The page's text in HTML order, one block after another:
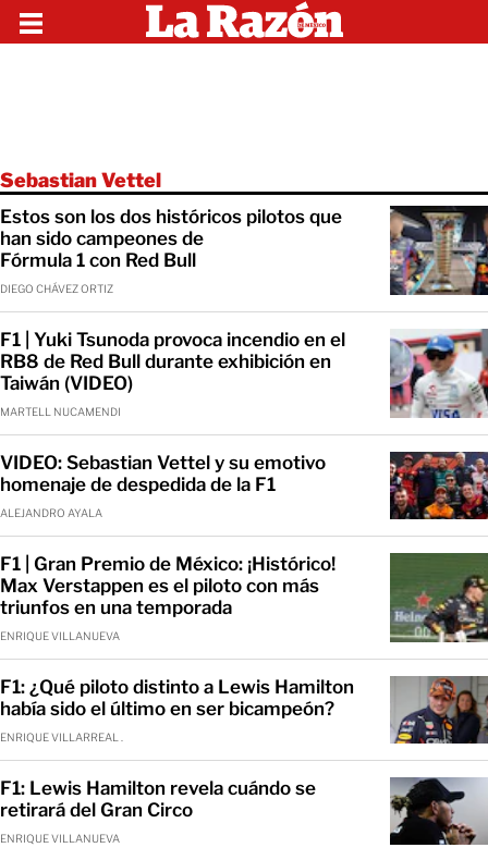
Sebastian Vettel
Estos son los dos históricos pilotos que
han sido campeones de
Fórmula 1 con Red Bull
DIEGO CHÁVEZ ORTIZ
F1 | Yuki Tsunoda provoca incendio en el
RB8 de Red Bull durante exhibición en
Taiwán (VIDEO)
MARTELL NUCAMENDI
​VIDEO: Sebastian Vettel y su emotivo
homenaje de despedida de la F1
ALEJANDRO AYALA
F1 | Gran Premio de México: ¡Histórico!
Max Verstappen es el piloto con más
triunfos en una temporada
ENRIQUE VILLANUEVA
F1: ¿Qué piloto distinto a Lewis Hamilton
había sido el último en ser bicampeón?
ENRIQUE VILLARREAL .
F1: Lewis Hamilton revela cuándo se
retirará del Gran Circo
ENRIQUE VILLANUEVA